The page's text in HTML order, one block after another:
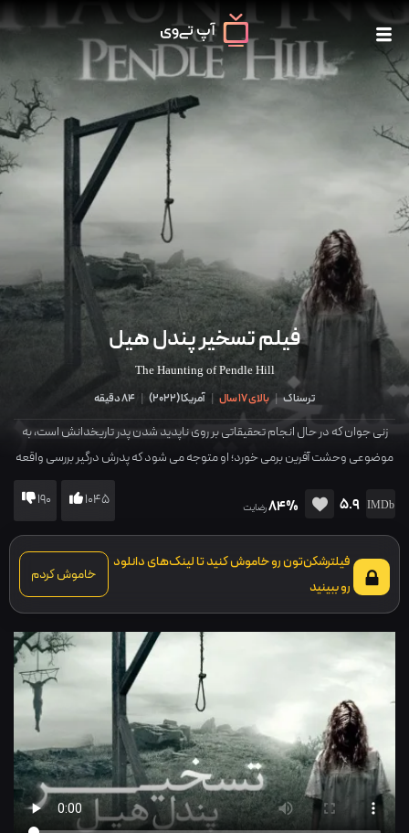
فیلم تسخیر پندل هیل
The Haunting of Pendle Hill
ترسناک | بالای 17 سال | آمریکا(
2022
)
|
زنی جوان که در حال انجام تحقیقاتی بر روی ناپدید شدن پدر تاریخدانش است، به
موضوعی وحشت آفرین برمی خورد؛ او متوجه می شود که پدرش درگیر بررسی واقعه
5.9
84%رضایت 1045
190
فیلترشکن‌تون رو خاموش کنید تا لینک‌های دانلود
رو ببینید
خاموش کردم